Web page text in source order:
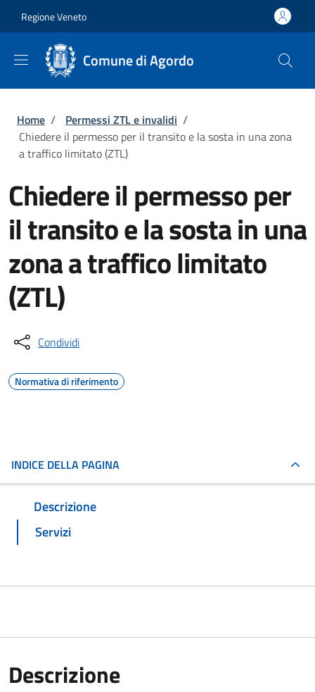
Regione Veneto
Comune di Agordo
Briciole di pane
Home / Permessi ZTL e invalidi /
Chiedere il permesso per il transito e la sosta in una zona
a traffico limitato (ZTL)
Chiedere il permesso per
il transito e la sosta in una
zona a traffico limitato
(ZTL)
Condividi
Normativa di riferimento
INDICE DELLA PAGINA
Descrizione
Servizi
Descrizione